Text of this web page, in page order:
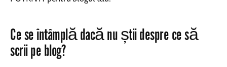
Ce se întâmplă dacă nu știi despre ce să
scrii pe blog?